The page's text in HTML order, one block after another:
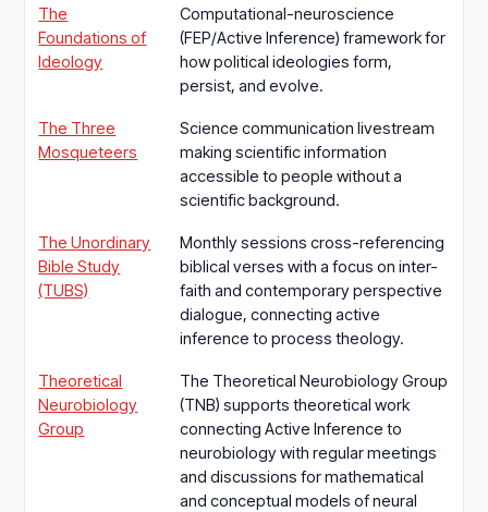
The
Foundations of
Ideology
Computational-neuroscience
(FEP/Active Inference) framework for
how political ideologies form,
persist, and evolve.
The Three
Mosqueteers
Science communication livestream
making scientific information
accessible to people without a
scientific background.
The Unordinary
Bible Study
(TUBS)
Monthly sessions cross-referencing
biblical verses with a focus on inter-
faith and contemporary perspective
dialogue, connecting active
inference to process theology.
Theoretical
Neurobiology
Group
The Theoretical Neurobiology Group
(TNB) supports theoretical work
connecting Active Inference to
neurobiology with regular meetings
and discussions for mathematical
and conceptual models of neural